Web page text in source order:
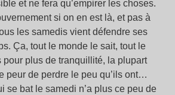
et ne fera qu’empirer les choses.
si on en est là, et pas à
les samedis vient défendre ses
Ça, tout le monde le sait, tout le
pour plus de tranquillité, la plupart
peur de perdre le peu qu’ils ont…
se bat le samedi n’a plus ce peu de